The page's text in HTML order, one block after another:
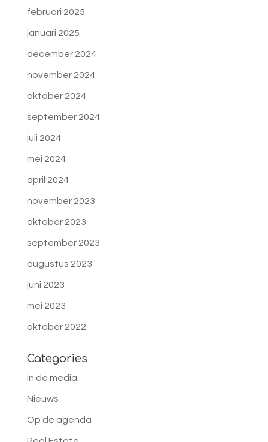
februari 2025
januari 2025
december 2024
november 2024
oktober 2024
september 2024
juli 2024
mei 2024
april 2024
november 2023
oktober 2023
september 2023
augustus 2023
juni 2023
mei 2023
oktober 2022
Categories
In de media
Nieuws
Op de agenda